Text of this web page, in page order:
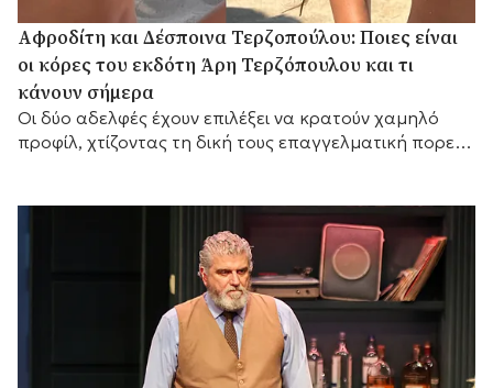
Αφροδίτη και Δέσποινα Τερζοπούλου: Ποιες είναι
οι κόρες του εκδότη Άρη Τερζόπουλου και τι
κάνουν σήμερα
Οι δύο αδελφές έχουν επιλέξει να κρατούν χαμηλό
προφίλ, χτίζοντας τη δική τους επαγγελματική πορεία,